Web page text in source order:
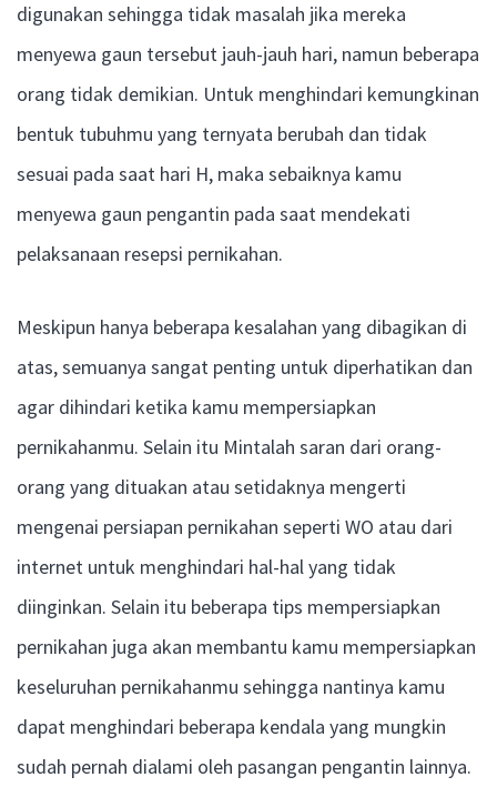
digunakan sehingga tidak masalah jika mereka
menyewa gaun tersebut jauh-jauh hari, namun beberapa
orang tidak demikian. Untuk menghindari kemungkinan
bentuk tubuhmu yang ternyata berubah dan tidak
sesuai pada saat hari H, maka sebaiknya kamu
menyewa gaun pengantin pada saat mendekati
pelaksanaan resepsi pernikahan.
Meskipun hanya beberapa kesalahan yang dibagikan di
atas, semuanya sangat penting untuk diperhatikan dan
agar dihindari ketika kamu mempersiapkan
pernikahanmu. Selain itu Mintalah saran dari orang-
orang yang dituakan atau setidaknya mengerti
mengenai persiapan pernikahan seperti WO atau dari
internet untuk menghindari hal-hal yang tidak
diinginkan. Selain itu beberapa tips mempersiapkan
pernikahan juga akan membantu kamu mempersiapkan
keseluruhan pernikahanmu sehingga nantinya kamu
dapat menghindari beberapa kendala yang mungkin
sudah pernah dialami oleh pasangan pengantin lainnya.